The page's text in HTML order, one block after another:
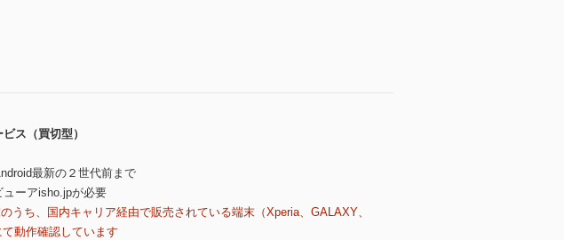
ス（買切型）
最新の２世代前まで
ーアisho.jpが必要
うち、国内キャリア経由で販売されている端末（Xperia、GALAXY、
動作確認しています